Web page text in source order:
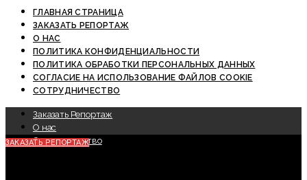
ГЛАВНАЯ СТРАНИЦА
ЗАКАЗАТЬ РЕПОРТАЖ
О НАС
ПОЛИТИКА КОНФИДЕНЦИАЛЬНОСТИ
ПОЛИТИКА ОБРАБОТКИ ПЕРСОНАЛЬНЫХ ДАННЫХ
СОГЛАСИЕ НА ИСПОЛЬЗОВАНИЕ ФАЙЛОВ COOKIE
СОТРУДНИЧЕСТВО
Заказать Репортаж
О нас
Сотрудничество
ЗАКАЗАТЬ РЕПОРТАЖ